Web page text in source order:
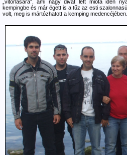
„vitorlására”, ami nagy divat lett mióta idén
kempingbe és már égett is a tűz az esti
volt, meg is mártózhatott a kemping medencéjében.